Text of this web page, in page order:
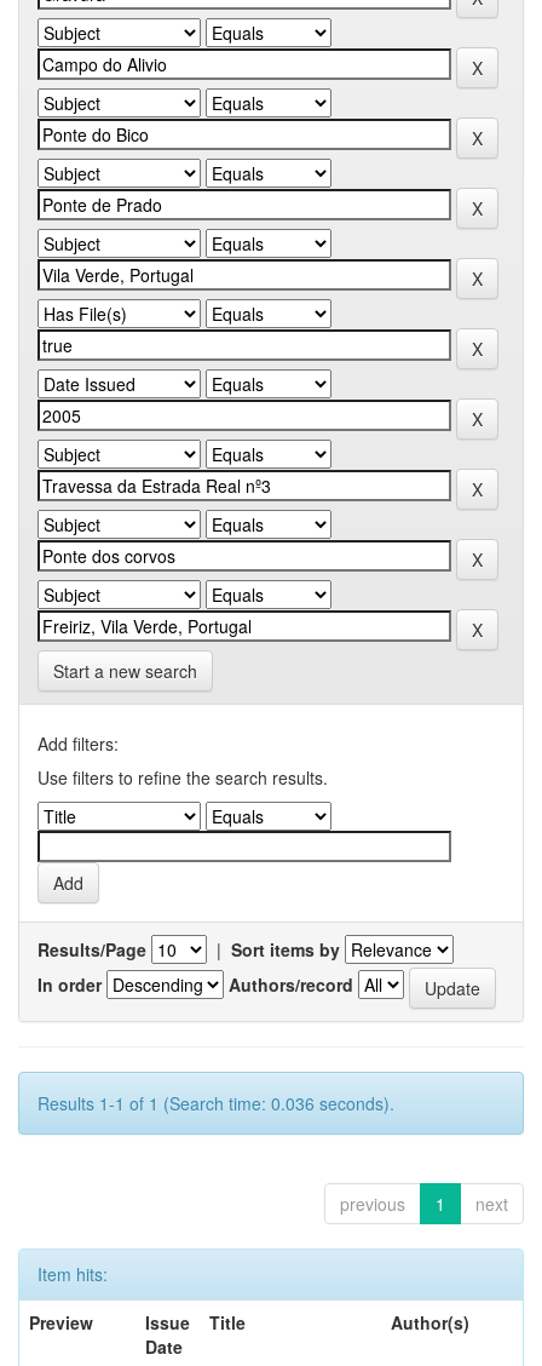
Start a new search
Add filters:
Use filters to refine the search results.
Results/Page | Sort items by
In order
Authors/record
Results 1-1 of 1 (Search time: 0.036 seconds).
previous 1 next
Item hits:
Preview
Issue
Date
Title Author(s)